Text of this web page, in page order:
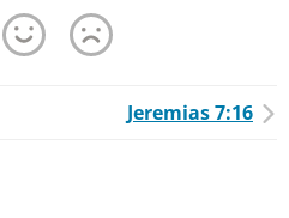
Jeremias 7:16